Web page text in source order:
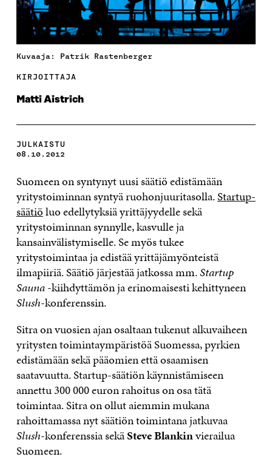
Kuvaaja: Patrik Rastenberger
KIRJOITTAJA
Matti Aistrich
JULKAISTU
08.10.2012
Suomeen on syntynyt uusi säätiö edistämään
yritystoiminnan syntyä ruohonjuuritasolla.Startup-
säätiöluo edellytyksiä yrittäjyydelle sekä
yritystoiminnan synnylle, kasvulle ja
kansainvälistymiselle. Se myös tukee
yritystoimintaa ja edistää yrittäjämyönteistä
ilmapiiriä. Säätiö järjestää jatkossa mm.Startup
Sauna-kiihdyttämön ja erinomaisesti kehittyneen
Slush-konferenssin.
Sitra on vuosien ajan osaltaan tukenut alkuvaiheen
yritysten toimintaympäristöä Suomessa, pyrkien
edistämään sekä pääomien että osaamisen
saatavuutta. Startup-säätiön käynnistämiseen
annettu 300 000 euron rahoitus on osa tätä
toimintaa. Sitra on ollut aiemmin mukana
rahoittamassa nyt säätiön toimintana jatkuvaa
Slush-konferenssia sekäSteve Blankinvierailua
Suomeen.